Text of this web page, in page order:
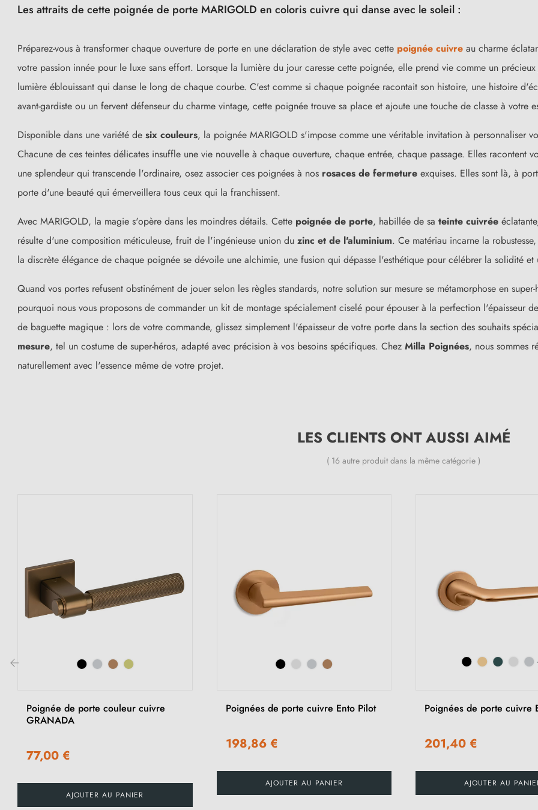
Les attraits de cette poignée de porte MARIGOLD en coloris cuivre qui danse avec le soleil :
Préparez-vous à transformer chaque ouverture de porte en une déclaration de style avec cette poignée cuivre au charme
votre passion innée pour le luxe sans effort. Lorsque la lumière du jour caresse cette poignée, elle prend vie comme un
lumière éblouissant qui danse le long de chaque courbe. C'est comme si chaque poignée racontait son histoire, une histoire
avant-gardiste ou un fervent défenseur du charme vintage, cette poignée trouve sa place et ajoute une touche de classe à votre
Disponible dans une variété de six couleurs, la poignée MARIGOLD s'impose comme une véritable invitation à personnaliser
Chacune de ces teintes délicates insuffle une vie nouvelle à chaque ouverture, chaque entrée, chaque passage. Elles
une splendeur qui transcende l'ordinaire, osez associer ces poignées à nos rosaces de fermeture exquises. Elles sont là, à
porte d'une beauté qui émerveillera tous ceux qui la franchissent.
Avec MARIGOLD, la magie s'opère dans les moindres détails. Cette poignée de porte, habillée de sa teinte cuivrée
résulte d'une composition méticuleuse, fruit de l'ingénieuse union du zinc et de l'aluminium. Ce matériau incarne la
la discrète élégance de chaque poignée se dévoile une alchimie, une fusion qui dépasse l'esthétique pour célébrer la solidité
Quand vos portes refusent obstinément de jouer selon les règles standards, notre solution sur mesure se métamorphose en
pourquoi nous vous proposons de commander un kit de montage spécialement ciselé pour épouser à la perfection l'épaisseur
de baguette magique : lors de votre commande, glissez simplement l'épaisseur de votre porte dans la section des souhaits
mesure, tel un costume de super-héros, adapté avec précision à vos besoins spécifiques. Chez Milla Poignées, nous sommes
naturellement avec l'essence même de votre projet.
LES CLIENTS ONT AUSSI AIMÉ
( 16 autre produit dans la même catégorie )
Poignée de porte couleur cuivre
GRANADA
77,00 €
AJOUTER AU PANIER
Poignées de porte cuivre Ento Pilot
198,86 €
AJOUTER AU PANIER
Poignées de porte cuivre
201,40 €
AJOUTER AU